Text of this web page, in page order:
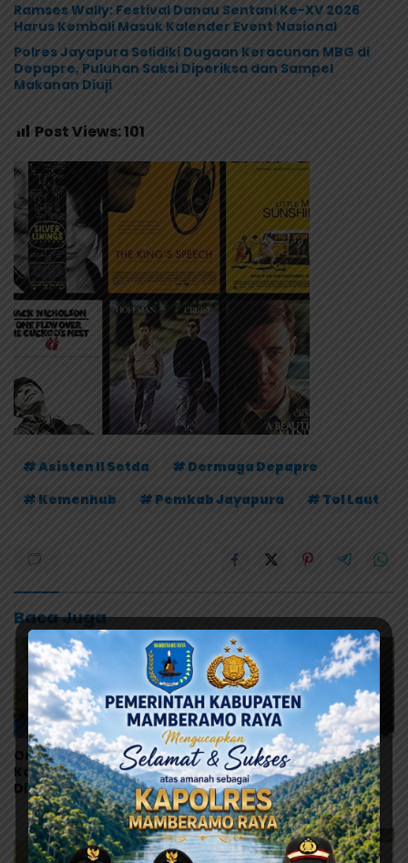
Ramses Wally: Festival Danau Sentani Ke-XV 2026
Harus Kembali Masuk Kalender Event Nasional
Polres Jayapura Selidiki Dugaan Keracunan MBG di
Depapre, Puluhan Saksi Diperiksa dan Sampel
Makanan Diuji
Post Views:101
# Asisten II Setda
# Dermaga Depapre
# Kemenhub
# Pemkab Jayapura # Tol Laut
Baca Juga
Orang Tua Kecewa,
Korban MBG Depapre
Dipulangkan Saat Masih
Muntah dan Diare
Korban Bertambah,
Orang Tua Murid Desak
MBG di Pesisir Tanah
Merah Dihentikan